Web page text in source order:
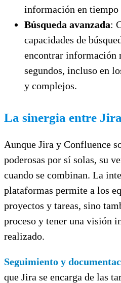
información en tiempo
Búsqueda avanzada:
capacidades de
encontrar información
segundos, incluso en
y complejos.
La sinergia entre
Aunque Jira y Confluence
poderosas por sí solas, su
cuando se combinan. La
plataformas permite a los
proyectos y tareas, sino
proceso y tener una visión
realizado.
Seguimiento y
que Jira se encarga de las